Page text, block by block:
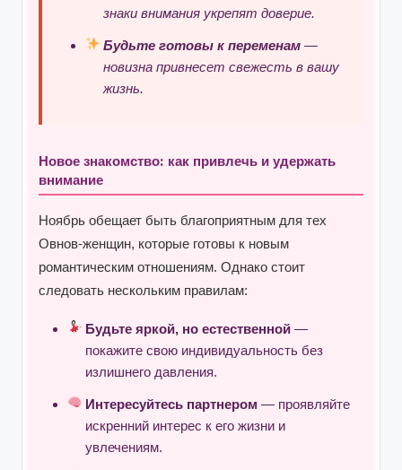
знаки внимания укрепят доверие.
Будьте готовы к переменам —
новизна привнесет свежесть в вашу
жизнь.
Новое знакомство: как привлечь и удержать
внимание
Ноябрь обещает быть благоприятным для тех
Овнов-женщин, которые готовы к новым
романтическим отношениям. Однако стоит
следовать нескольким правилам:
Будьте яркой, но естественной —
покажите свою индивидуальность без
излишнего давления.
Интересуйтесь партнером — проявляйте
искренний интерес к его жизни и
увлечениям.